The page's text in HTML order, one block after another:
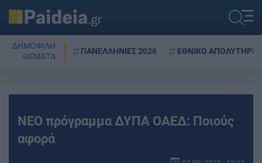
ΔΗΜΟΦΙΛΗ
ΘΕΜΑΤΑ
ΠΑΝΕΛΛΗΝΙΕΣ 2026 ΕΘΝΙΚΟ ΑΠΟΛΥΤΗΡΙΟ
ΝΕΟ πρόγραμμα ΔΥΠΑ ΟΑΕΔ: Ποιούς
αφορά